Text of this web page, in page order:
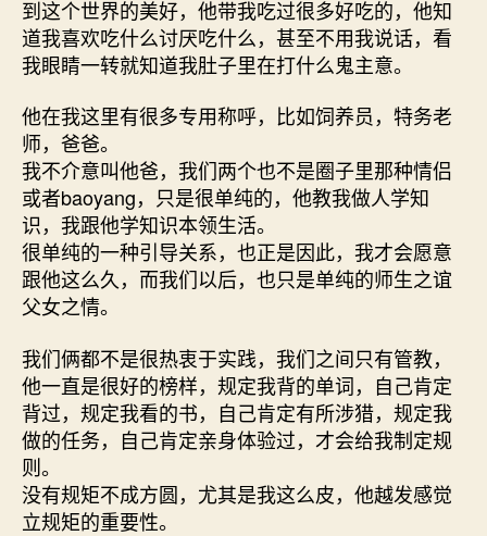
到这个世界的美好，他带我吃过很多好吃的，他知
道我喜欢吃什么讨厌吃什么，甚至不用我说话，看
我眼睛一转就知道我肚子里在打什么鬼主意。
他在我这里有很多专用称呼，比如饲养员，特务老
师，爸爸。
我不介意叫他爸，我们两个也不是圈子里那种情侣
或者baoyang，只是很单纯的，他教我做人学知
识，我跟他学知识本领生活。
很单纯的一种引导关系，也正是因此，我才会愿意
跟他这么久，而我们以后，也只是单纯的师生之谊
父女之情。
我们俩都不是很热衷于实践，我们之间只有管教，
他一直是很好的榜样，规定我背的单词，自己肯定
背过，规定我看的书，自己肯定有所涉猎，规定我
做的任务，自己肯定亲身体验过，才会给我制定规
则。
没有规矩不成方圆，尤其是我这么皮，他越发感觉
立规矩的重要性。